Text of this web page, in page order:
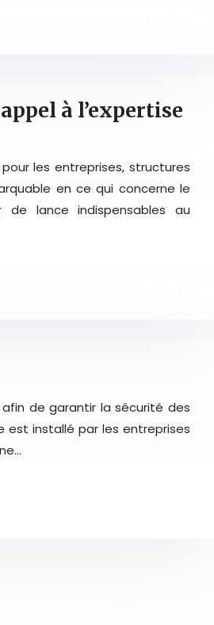
à l’expertise
les entreprises, structures
en ce qui concerne le
lance indispensables au
afin de garantir la sécurité des
est installé par les entreprises